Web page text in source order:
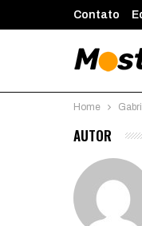
Contato
Home
AUTOR